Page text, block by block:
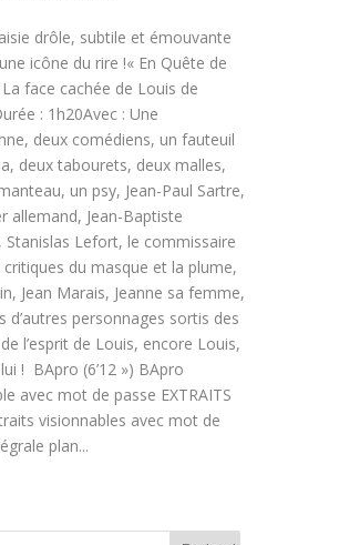
drôle, subtile et émouvante
icône du rire !« En Quête de
face cachée de Louis de
: 1h20Avec : Une
deux comédiens, un fauteuil
deux tabourets, deux malles,
un psy, Jean-Paul Sartre,
allemand, Jean-Baptiste
Stanislas Lefort, le commissaire
critiques du masque et la plume,
Jean Marais, Jeanne sa femme,
d’autres personnages sortis des
l’esprit de Louis, encore Louis,
! BApro (6’12 ») BApro
avec mot de passe EXTRAITS
visionnables avec mot de
plan...